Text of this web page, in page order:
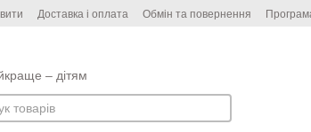
Доставка і оплата Обмін та повернення
– дітям